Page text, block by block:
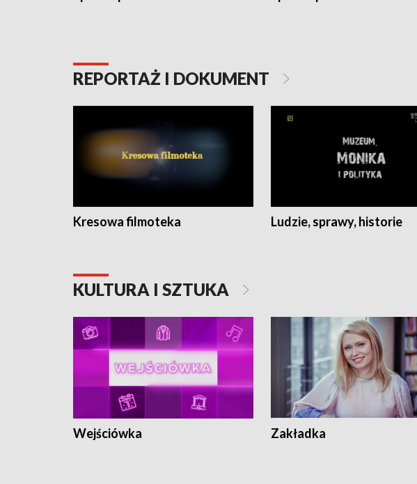
REPORTAŻ I DOKUMENT
Kresowa filmoteka Ludzie, sprawy, historie
KULTURA I SZTUKA
Wejściówka Zakładka